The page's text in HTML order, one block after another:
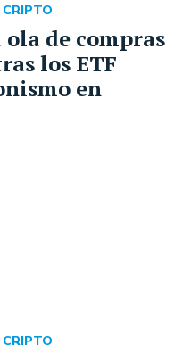
de compras
los ETF
en